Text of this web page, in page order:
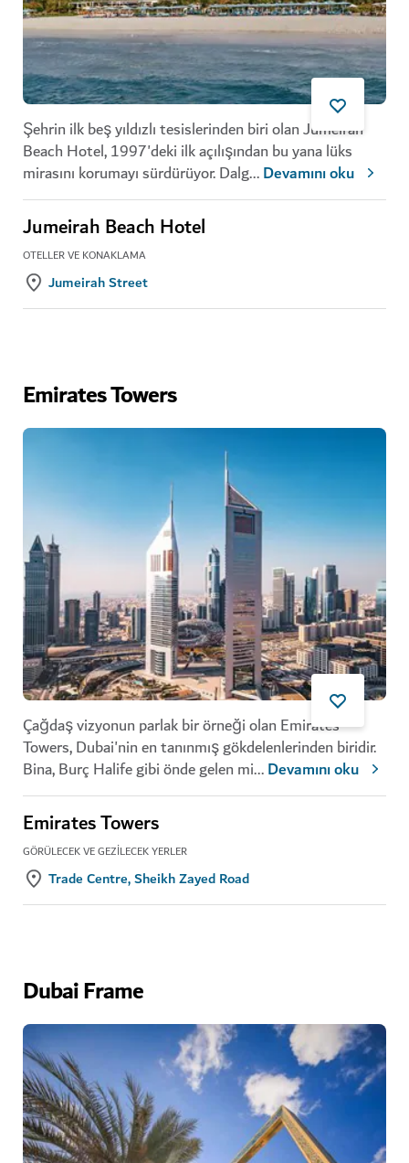
Şehrin ilk beş yıldızlı tesislerinden biri olan Jumeirah
Beach Hotel, 1997'deki ilk açılışından bu yana lüks
mirasını korumayı sürdürüyor. Dalg...Devamını oku
Jumeirah Beach Hotel
OTELLER VE KONAKLAMA
Jumeirah Street
Emirates Towers
Çağdaş vizyonun parlak bir örneği olan Emirates
Towers, Dubai'nin en tanınmış gökdelenlerinden biridir.
Bina,Burç Halifegibi önde gelen mi...Devamını oku
Emirates Towers
GÖRÜLECEK VE GEZILECEK YERLER
Trade Centre, Sheikh Zayed Road
Dubai Frame